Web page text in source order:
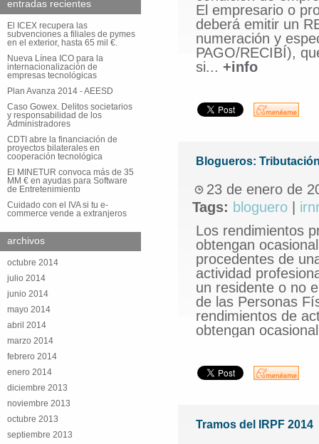
entradas recientes
El ICEX recupera las
subvenciones a filiales de pymes
en el exterior, hasta 65 mil €.
Nueva Línea ICO para la
internacionalización de
empresas tecnológicas
Plan Avanza 2014 - AEESD
Caso Gowex. Delitos societarios
y responsabilidad de los
Administradores
CDTI abre la financiación de
proyectos bilaterales en
cooperación tecnológica
El MINETUR convoca más de 35
MM € en ayudas para Software
de Entretenimiento
Cuidado con el IVA si tu e-
commerce vende a extranjeros
archivos
octubre 2014
julio 2014
junio 2014
mayo 2014
abril 2014
marzo 2014
febrero 2014
enero 2014
diciembre 2013
noviembre 2013
octubre 2013
septiembre 2013
El empresario o
deberá emitir un
numeración y
PAGO/RECIBÍ),
si... +info
Blogueros:
23 de enero de
Tags: bloguero
Los rendimientos
obtengan
procedentes de
actividad
un residente o no
de las Personas
rendimientos de
obtengan
Tramos del IRPF 2014